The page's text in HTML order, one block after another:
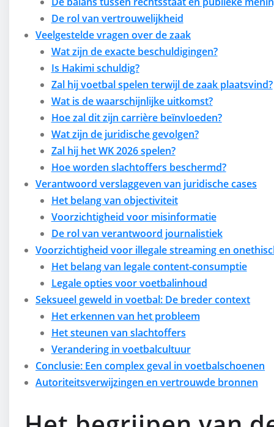
De rol van vertrouwelijkheid
Veelgestelde vragen over de zaak
Wat zijn de exacte beschuldigingen?
Is Hakimi schuldig?
Zal hij voetbal spelen terwijl de zaak plaatsvind?
Wat is de waarschijnlijke uitkomst?
Hoe zal dit zijn carrière beïnvloeden?
Wat zijn de juridische gevolgen?
Zal hij het WK 2026 spelen?
Hoe worden slachtoffers beschermd?
Verantwoord verslaggeven van juridische cases
Het belang van objectiviteit
Voorzichtigheid voor misinformatie
De rol van verantwoord journalistiek
Voorzichtigheid voor illegale streaming en
Het belang van legale content-consumptie
Legale opties voor voetbalinhoud
Seksueel geweld in voetbal: De breder context
Het erkennen van het probleem
Het steunen van slachtoffers
Verandering in voetbalcultuur
Conclusie: Een complex geval in voetbalschoenen
Autoriteitsverwijzingen en vertrouwde bronnen